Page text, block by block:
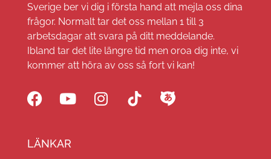
Sverige ber vi dig i första hand att mejla oss dina
frågor. Normalt tar det oss mellan 1 till 3
arbetsdagar att svara på ditt meddelande.
Ibland tar det lite längre tid men oroa dig inte, vi
kommer att höra av oss så fort vi kan!
LÄNKAR